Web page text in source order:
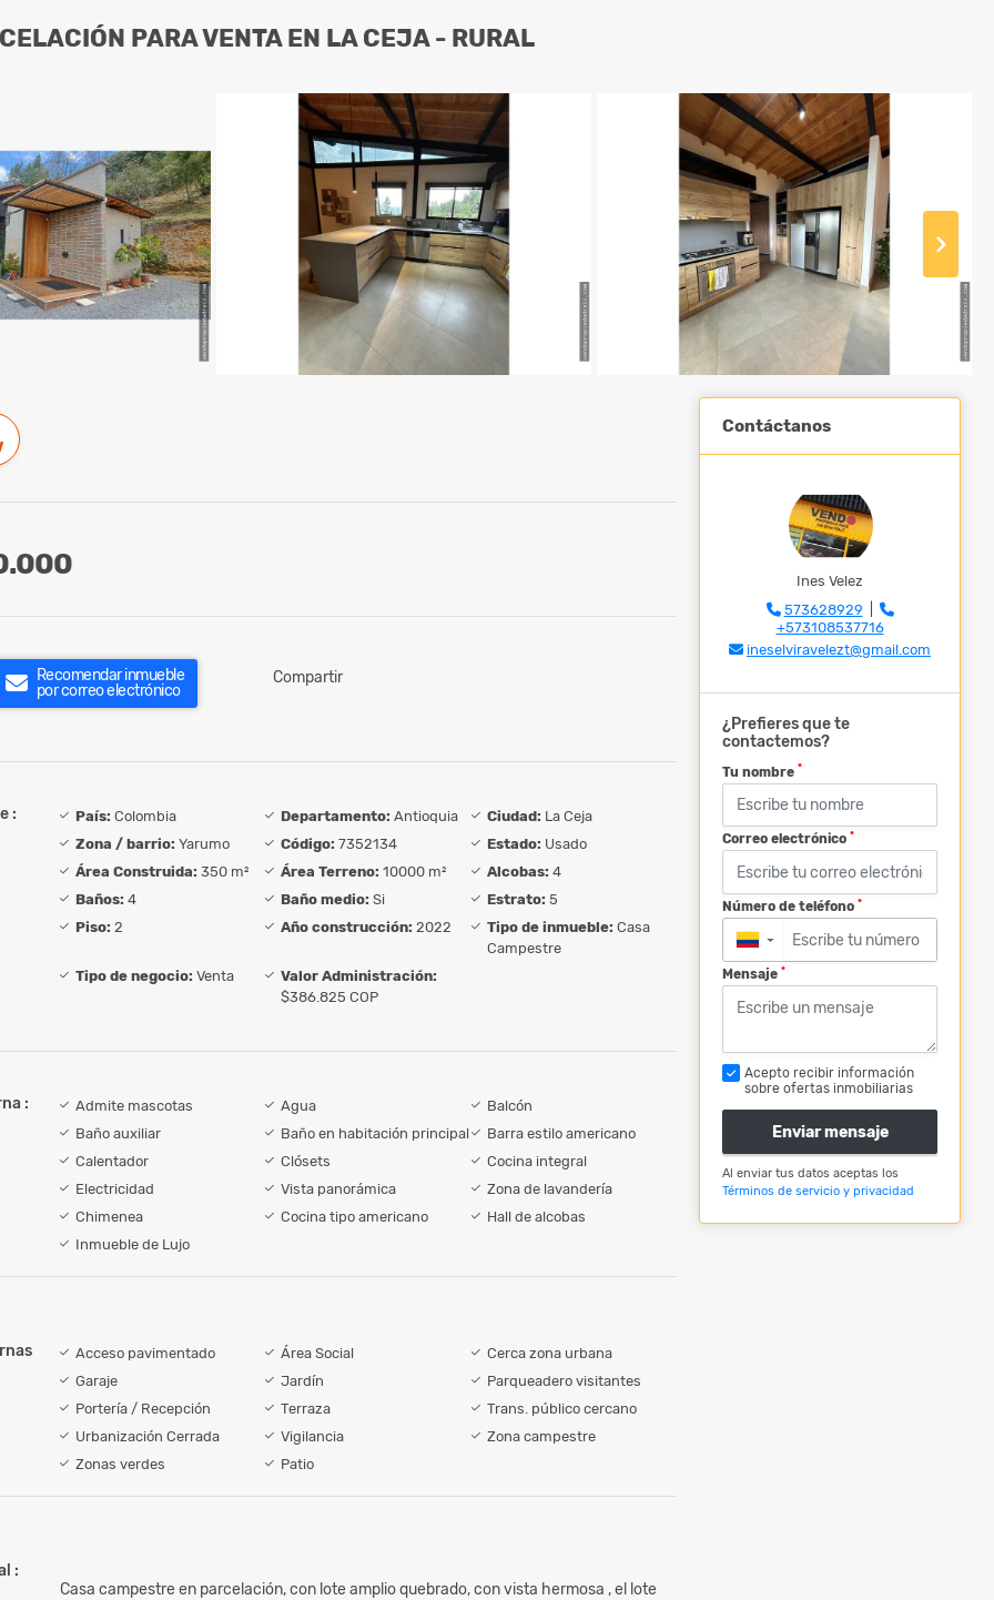
PARA VENTA EN LA CEJA - RURAL
Recomendar inmueble
por correo electrónico
Compartir
: País: Colombia Departamento: Antioquia Ciudad: La Ceja
Zona / barrio: Yarumo Código: 7352134 Estado: Usado
Área Construida: 350 m² Área Terreno: 10000 m² Alcobas: 4
Baños: 4 Baño medio: Si Estrato: 5
Piso: 2 Año construcción: 2022 Tipo de inmueble: Casa
Campestre
Tipo de negocio: Venta
Valor Administración:
$386.825 COP
: Admite mascotas Agua
Balcón
Baño auxiliar
Baño en habitación principal
Barra estilo americano
Calentador
Clósets
Cocina integral
Electricidad
Vista panorámica
Zona de lavandería
Chimenea
Cocina tipo americano
Hall de alcobas
Inmueble de Lujo
Acceso pavimentado Área Social
Cerca zona urbana
Garaje
Jardín
Parqueadero visitantes
Portería / Recepción
Terraza
Trans. público cercano
Urbanización Cerrada
Vigilancia
Zona campestre
Zonas verdes
Patio
:
Casa campestre en parcelación, con lote amplio quebrado, con vista hermosa , el lote
Contáctanos
Ines Velez
573628929
+573108537716
ineselviravelezt@gmail.com
¿Prefieres que te
contactemos?
Tu nombre *
Correo electrónico *
Número de teléfono *
▼
Mensaje *
Acepto recibir información
sobre ofertas inmobiliarias
Enviar mensaje
Al enviar tus datos aceptas los
Términos de servicio y privacidad